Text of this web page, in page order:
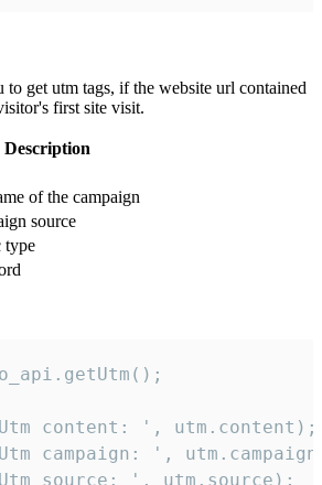
get utm tags, if the website url contained
first site visit.
Description
of the campaign
source
type
content: ', utm.content);
campaign: ',
source: ', utm.source);